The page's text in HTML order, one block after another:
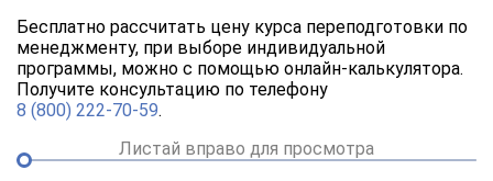
Бесплатно рассчитать цену курса переподготовки по
менеджменту, при выборе индивидуальной
программы, можно с помощью онлайн-калькулятора.
Получите консультацию по телефону
8 (800) 222-70-59.
Листай вправо для просмотра